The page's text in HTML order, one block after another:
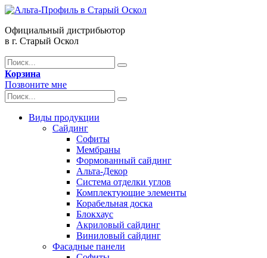
Официальный дистрибьютор
в г. Старый Оскол
Корзина
Позвоните мне
Виды продукции
Сайдинг
Софиты
Мембраны
Формованный сайдинг
Альта-Декор
Система отделки углов
Комплектующие элементы
Корабельная доска
Блокхаус
Акриловый сайдинг
Виниловый сайдинг
Фасадные панели